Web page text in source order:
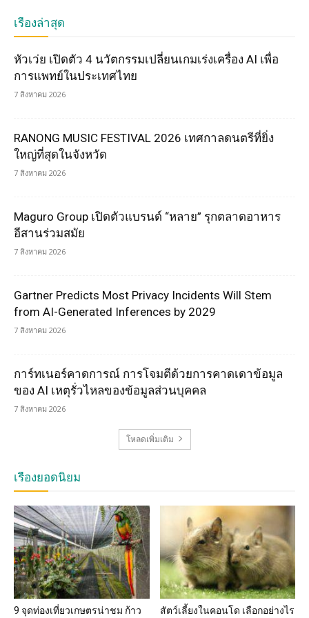
เรื่องล่าสุด
หัวเว่ย เปิดตัว 4 นวัตกรรมเปลี่ยนเกมเร่งเครื่อง AI เพื่อ
การแพทย์ในประเทศไทย
7 สิงหาคม 2026
RANONG MUSIC FESTIVAL 2026 เทศกาลดนตรีที่ยิ่ง
ใหญ่ที่สุดในจังหวัด
7 สิงหาคม 2026
Maguro Group เปิดตัวแบรนด์ “หลาย” รุกตลาดอาหาร
อีสานร่วมสมัย
7 สิงหาคม 2026
Gartner Predicts Most Privacy Incidents Will Stem
from AI-Generated Inferences by 2029
7 สิงหาคม 2026
การ์ทเนอร์คาดการณ์ การโจมตีด้วยการคาดเดาข้อมูล
ของ AI เหตุรั่วไหลของข้อมูลส่วนบุคคล
7 สิงหาคม 2026
โหลดเพิ่มเติม
เรื่องยอดนิยม
9 จุดท่องเที่ยวเกษตรน่าชม ก้าว สัตว์เลี้ยงในคอนโด เลือกอย่างไร